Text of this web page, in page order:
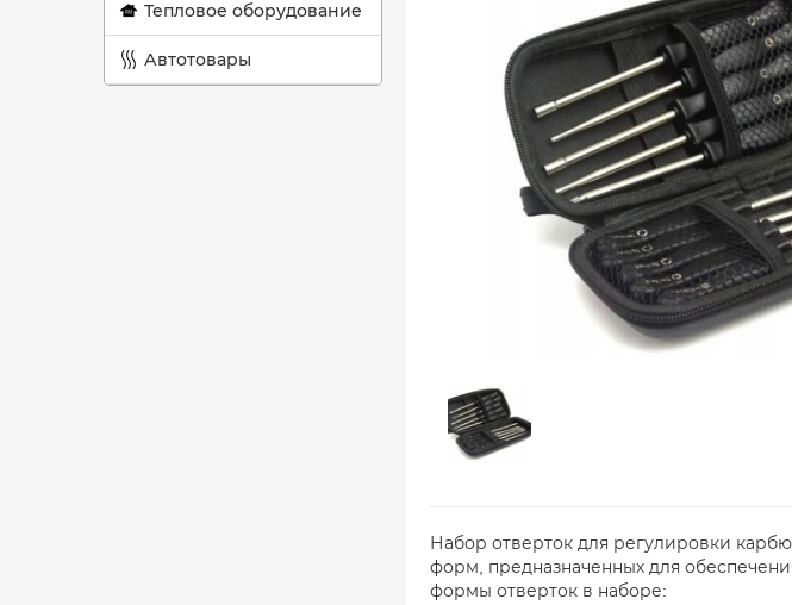
Тепловое оборудование
Автотовары
Набор отверток для регулировки
форм, предназначенных для
формы отверток в наборе: